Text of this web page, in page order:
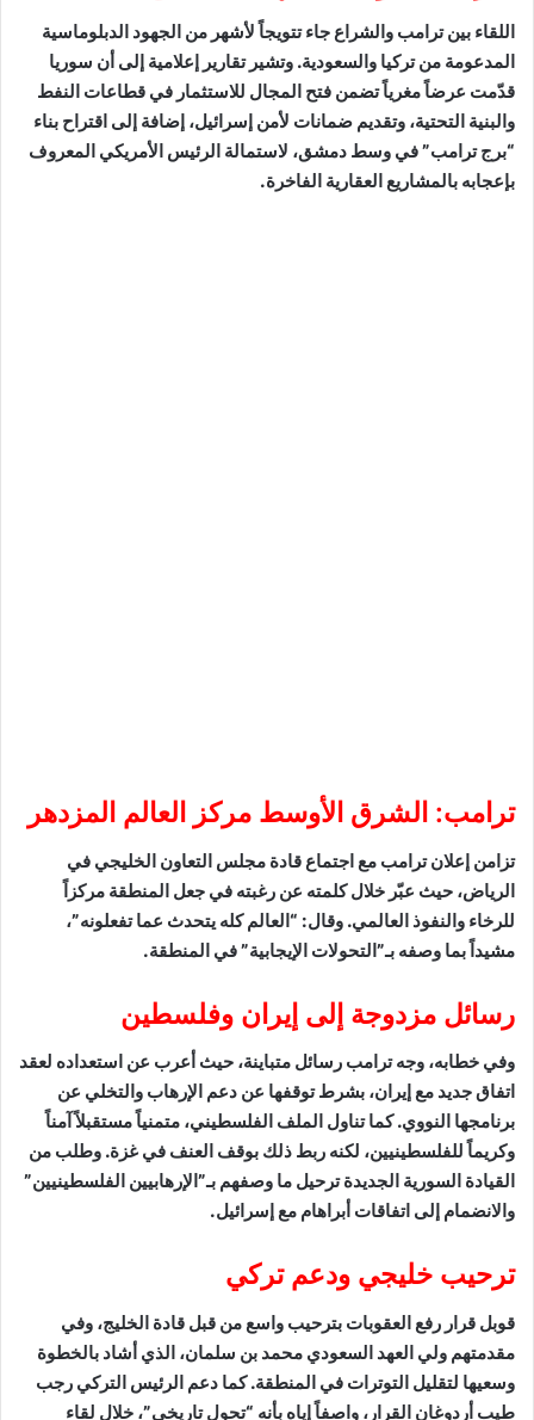
اللقاء بين ترامب والشراع جاء تتويجاً لأشهر من الجهود الدبلوماسية
المدعومة من تركيا والسعودية. وتشير تقارير إعلامية إلى أن سوريا
قدّمت عرضاً مغرياً تضمن فتح المجال للاستثمار في قطاعات النفط
والبنية التحتية، وتقديم ضمانات لأمن إسرائيل، إضافة إلى اقتراح بناء
“برج ترامب” في وسط دمشق، لاستمالة الرئيس الأمريكي المعروف
بإعجابه بالمشاريع العقارية الفاخرة.
ترامب: الشرق الأوسط مركز العالم المزدهر
تزامن إعلان ترامب مع اجتماع قادة مجلس التعاون الخليجي في
الرياض، حيث عبّر خلال كلمته عن رغبته في جعل المنطقة مركزاً
للرخاء والنفوذ العالمي. وقال: “العالم كله يتحدث عما تفعلونه”،
مشيداً بما وصفه بـ”التحولات الإيجابية” في المنطقة.
رسائل مزدوجة إلى إيران وفلسطين
وفي خطابه، وجه ترامب رسائل متباينة، حيث أعرب عن استعداده لعقد
اتفاق جديد مع إيران، بشرط توقفها عن دعم الإرهاب والتخلي عن
برنامجها النووي. كما تناول الملف الفلسطيني، متمنياً مستقبلاً آمناً
وكريماً للفلسطينيين، لكنه ربط ذلك بوقف العنف في غزة. وطلب من
القيادة السورية الجديدة ترحيل ما وصفهم بـ”الإرهابيين الفلسطينيين”
والانضمام إلى اتفاقات أبراهام مع إسرائيل.
ترحيب خليجي ودعم تركي
قوبل قرار رفع العقوبات بترحيب واسع من قبل قادة الخليج، وفي
مقدمتهم ولي العهد السعودي محمد بن سلمان، الذي أشاد بالخطوة
وسعيها لتقليل التوترات في المنطقة. كما دعم الرئيس التركي رجب
طيب أردوغان القرار، واصفاً إياه بأنه “تحول تاريخي”، خلال لقاء